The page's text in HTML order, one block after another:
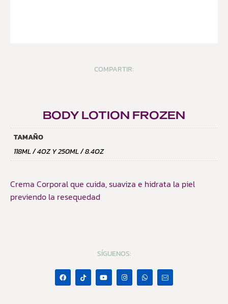
COMPARTIR:
BODY LOTION FROZEN
TAMAÑO
118ML / 4OZ Y 250ML / 8.4OZ
Crema Corporal que cuida, suaviza e hidrata la piel
previendo la resequedad
SÍGUENOS: